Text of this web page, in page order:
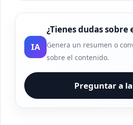
IA
¿Tienes dudas sobre
Genera un resumen o
sobre el contenido.
Preguntar a